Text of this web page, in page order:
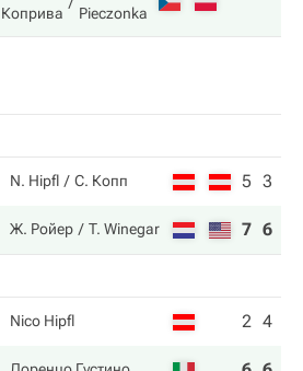
Коприва
Pieczonka
N. Hipfl С. Копп 5 3
Ж. Ройер T. Winegar 7 6
Nico Hipfl 2 4